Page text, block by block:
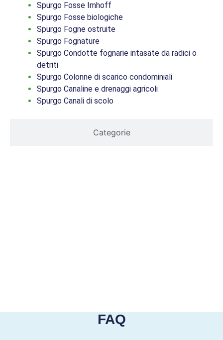
Categorie
Spurgo Fosse Imhoff
Spurgo Fosse biologiche
Spurgo Fogne ostruite
Spurgo Fognature
Spurgo Condotte fognarie intasate da radici o
detriti
Spurgo Colonne di scarico condominiali
Spurgo Canaline e drenaggi agricoli
Spurgo Canali di scolo
FAQ